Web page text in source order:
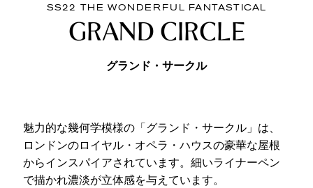
SS22 THE WONDERFUL FANTASTICAL
GRAND CIRCLE
グランド・サークル
魅力的な幾何学模様の「グランド・サークル」は、
ロンドンのロイヤル・オペラ・ハウスの豪華な屋根
からインスパイアされています。細いライナーペン
で描かれ濃淡が立体感を与えています。